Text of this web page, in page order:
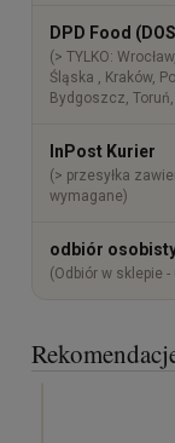
DPD Food
(> TYLKO:
Śląska , Kraków,
Bydgoszcz,
InPost Kurier
(> przesyłka
wymagane)
odbiór
(Odbiór w sklepie